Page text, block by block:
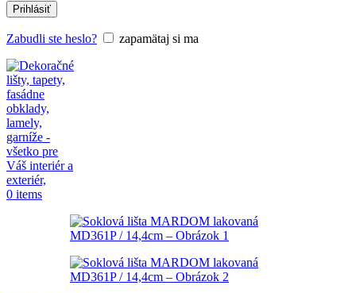
Prihlásiť
Zabudli ste heslo? zapamätaj si ma
0 items